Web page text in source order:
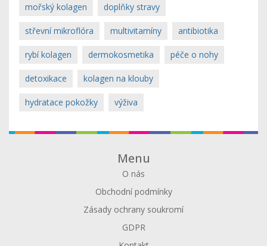
mořský kolagen doplňky stravy
střevní mikroflóra multivitamíny antibiotika
rybí kolagen dermokosmetika péče o nohy
detoxikace kolagen na klouby
hydratace pokožky výživa
Menu
O nás
Obchodní podmínky
Zásady ochrany soukromí
GDPR